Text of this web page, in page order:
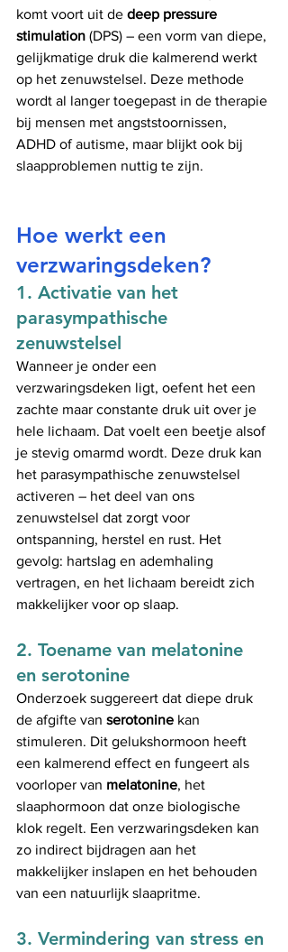
komt voort uit de deep pressure
stimulation (DPS) – een vorm van diepe,
gelijkmatige druk die kalmerend werkt
op het zenuwstelsel. Deze methode
wordt al langer toegepast in de therapie
bij mensen met angststoornissen,
ADHD of autisme, maar blijkt ook bij
slaapproblemen nuttig te zijn.
Hoe werkt een
verzwaringsdeken?
1. Activatie van het
parasympathische
zenuwstelsel
Wanneer je onder een
verzwaringsdeken ligt, oefent het een
zachte maar constante druk uit over je
hele lichaam. Dat voelt een beetje alsof
je stevig omarmd wordt. Deze druk kan
het parasympathische zenuwstelsel
activeren – het deel van ons
zenuwstelsel dat zorgt voor
ontspanning, herstel en rust. Het
gevolg: hartslag en ademhaling
vertragen, en het lichaam bereidt zich
makkelijker voor op slaap.
2. Toename van melatonine
en serotonine
Onderzoek suggereert dat diepe druk
de afgifte van serotonine kan
stimuleren. Dit gelukshormoon heeft
een kalmerend effect en fungeert als
voorloper van melatonine, het
slaaphormoon dat onze biologische
klok regelt. Een verzwaringsdeken kan
zo indirect bijdragen aan het
makkelijker inslapen en het behouden
van een natuurlijk slaapritme.
3. Vermindering van stress en